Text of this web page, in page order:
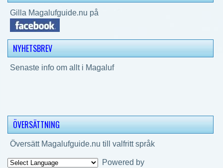
Gilla Magalufguide.nu på
NYHETSBREV
Senaste info om allt i Magaluf
ÖVERSÄTTNING
Översätt Magalufguide.nu till valfritt språk
Powered by